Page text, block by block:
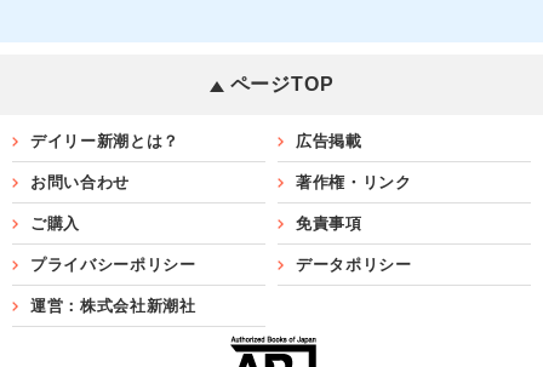
ページTOP
デイリー新潮とは？ 広告掲載
お問い合わせ 著作権・リンク
ご購入 免責事項
プライバシーポリシー データポリシー
運営：株式会社新潮社